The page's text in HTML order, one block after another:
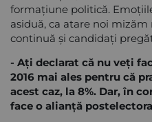
formațiune politică.
asiduă, ca atare noi
continuă și candidați
- Ați declarat că nu veți
2016 mai ales pentru că
acest caz, la 8%. Dar, în
face o alianță